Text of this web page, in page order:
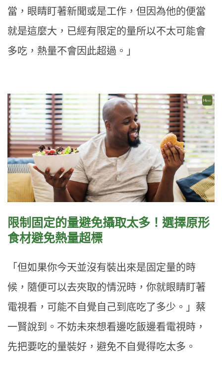
當，眼睛盯著新聞或是工作，但因為他的便當
就是這麼大，已經有限定的量所以不太可能會
多吃，熱量不會因此超過。」
限制固定的量避免攝取太多！選擇原形
食材避免熱量超標
「但如果你今天並沒有裝出來是固定量的時
候，隨便可以去夾取的情況時，你就眼睛盯著
電視看，可能不自覺自己到底吃了多少。」蔡
一賢說到。不妨未來想看邊吃飯邊看電視時，
先把要吃的量裝好，避免不自覺得吃太多。